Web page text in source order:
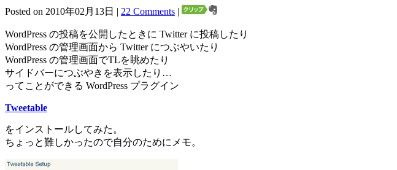
Posted on 2010年02月13日 | 22 Comments |
WordPress の投稿を公開したときに Twitter に投稿したり
WordPress の管理画面から Twitter につぶやいたり
WordPress の管理画面でTLを眺めたり
サイドバーにつぶやきを表示したり…
ってことができる WordPress プラグイン
Tweetable
をインストールしてみた。
ちょっと難しかったので自分のためにメモ。